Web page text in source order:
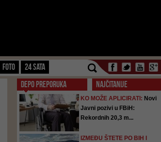
FOTO 24 SATA
DEPO PREPORUKA NAJČITANIJE
KO MOŽE APLICIRATI: Novi
Javni pozivi u FBiH:
Rekordnih 20,3 m...
IZMEĐU ŠTETE PO BIH I